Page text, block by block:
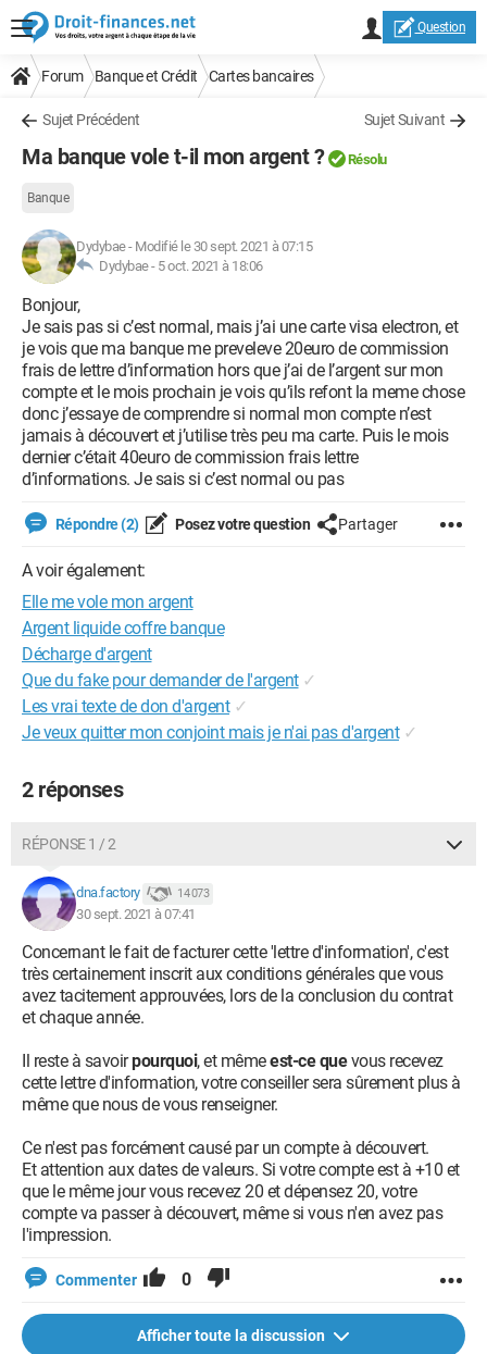
Question
Forum Banque et Crédit Cartes bancaires
Sujet Précédent Sujet Suivant
Ma banque vole t-il mon argent ? Résolu
Banque
Dydybae- Modifié le 30 sept. 2021 à 07:15
Dydybae - 5 oct. 2021 à 18:06
Bonjour,
Je sais pas si c’est normal, mais j’ai une carte visa electron, et
je vois que ma banque me preveleve 20euro de commission
frais de lettre d’information hors que j’ai de l’argent sur mon
compte et le mois prochain je vois qu’ils refont la meme chose
donc j’essaye de comprendre si normal mon compte n’est
jamais à découvert et j’utilise très peu ma carte. Puis le mois
dernier c’était 40euro de commission frais lettre
d’informations. Je sais si c’est normal ou pas
Répondre (2) Posez votre question Partager
A voir également:
Elle me vole mon argent
Argent liquide coffre banque
Décharge d'argent
Que du fake pour demander de l'argent ✓
Les vrai texte de don d'argent ✓
Je veux quitter mon conjoint mais je n'ai pas d'argent ✓
2 réponses
RÉPONSE 1 / 2
dna.factory 14 073
30 sept. 2021 à 07:41
Concernant le fait de facturer cette 'lettre d'information', c'est
très certainement inscrit aux conditions générales que vous
avez tacitement approuvées, lors de la conclusion du contrat
et chaque année.
Il reste à savoirpourquoi, et mêmeest-ce quevous recevez
cette lettre d'information, votre conseiller sera sûrement plus à
même que nous de vous renseigner.
Ce n'est pas forcément causé par un compte à découvert.
Et attention aux dates de valeurs. Si votre compte est à +10 et
que le même jour vous recevez 20 et dépensez 20, votre
compte va passer à découvert, même si vous n'en avez pas
l'impression.
Commenter 0
Afficher toute la discussion